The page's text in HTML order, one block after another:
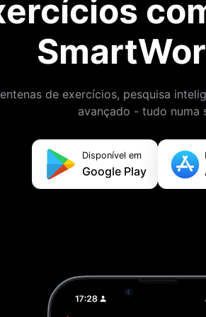
de exercícios, pesquisa
avançado - tudo numa
Disponível em
Google Play